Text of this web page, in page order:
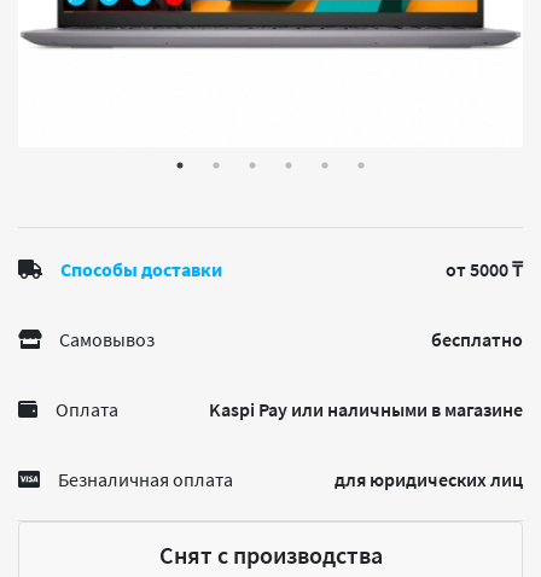
Способы доставки от 5000 ₸
Самовывоз бесплатно
Оплата Kaspi Pay или наличными в магазине
Безналичная оплата для юридических лиц
Снят с производства